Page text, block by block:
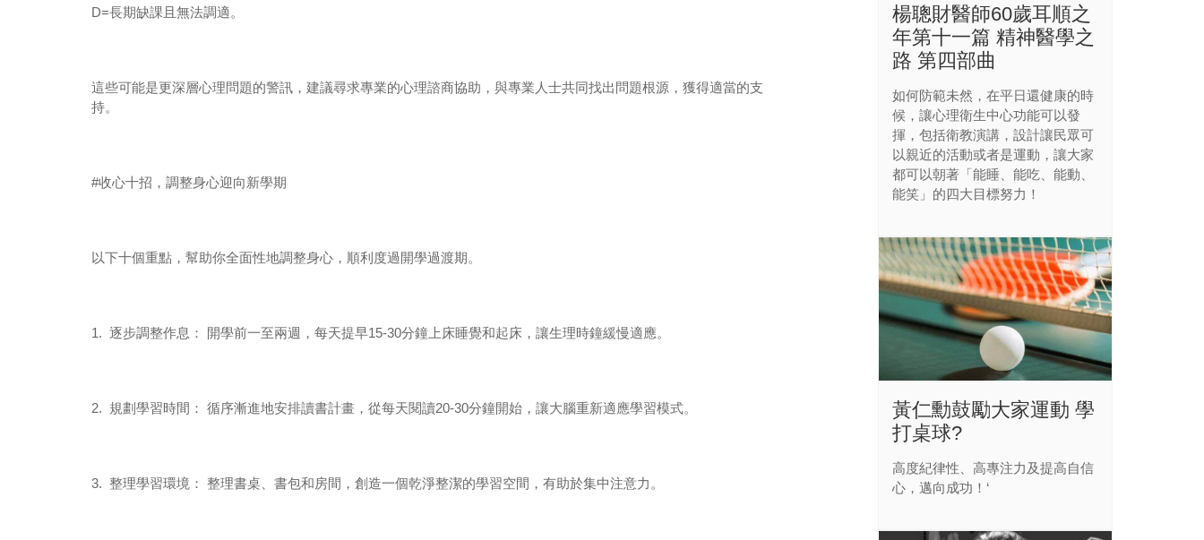
D=長期缺課且無法調適。
這些可能是更深層心理問題的警訊，建議尋求專業的心理諮商協助，與專業人士共同找出問題根源，獲得適當的支
持。
#收心十招，調整身心迎向新學期
以下十個重點，幫助你全面性地調整身心，順利度過開學過渡期。
1. 逐步調整作息： 開學前一至兩週，每天提早15-30分鐘上床睡覺和起床，讓生理時鐘緩慢適應。
2. 規劃學習時間： 循序漸進地安排讀書計畫，從每天閱讀20-30分鐘開始，讓大腦重新適應學習模式。
3. 整理學習環境： 整理書桌、書包和房間，創造一個乾淨整潔的學習空間，有助於集中注意力。
楊聰財醫師60歲耳順之
年第十一篇 精神醫學之
路 第四部曲
如何防範未然，在平日還健康的時
候，讓心理衛生中心功能可以發
揮，包括衛教演講，設計讓民眾可
以親近的活動或者是運動，讓大家
都可以朝著「能睡、能吃、能動、
能笑」的四大目標努力！
黃仁勳鼓勵大家運動 學
打桌球?
高度紀律性、高專注力及提高自信
心，邁向成功！‘